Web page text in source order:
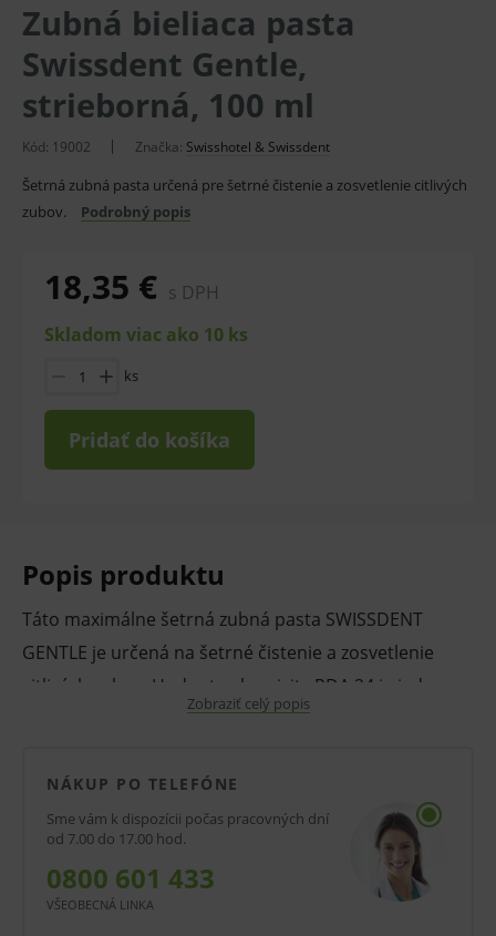
Zubná bieliaca pasta
Swissdent Gentle,
strieborná, 100 ml
Kód: 19002 Značka: Swisshotel & Swissdent
Šetrná zubná pasta určená pre šetrné čistenie a zosvetlenie citlivých
zubov.
Podrobný popis
18,35 € s DPH
Skladom viac ako 10 ks
ks
Pridať do košíka
Popis produktu
Táto maximálne šetrná zubná pasta SWISSDENT
GENTLE je určená na šetrné čistenie a zosvetlenie
citlivých zubov. Hodnota abrazivity RDA 24 je jedna z
najnižších u bieliacich zubných pást na trhu. Formula
pomáhajú odstrániť zubný povlak.
Vlastnosti a výhody:
Veľmi šetrné čistenie a zosvetlenie citlivých
zubov.
Zobraziť celý popis
NÁKUP PO TELEFÓNE
Sme vám k dispozícii počas pracovných dní
od 7.00 do 17.00 hod.
0800 601 433
VŠEOBECNÁ LINKA